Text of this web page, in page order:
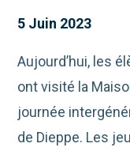
5 Juin 2023
Aujourd’hui, les
ont visité la
journée
de Dieppe. Les